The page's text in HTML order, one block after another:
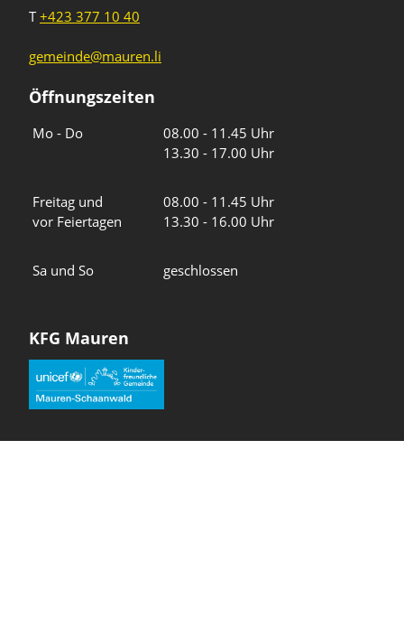
T+423 377 10 40
gemeinde@mauren.li
Öffnungszeiten
Mo - Do
08.00 - 11.45 Uhr
13.30 - 17.00 Uhr
Freitag und
vor Feiertagen
08.00 - 11.45 Uhr
13.30 - 16.00 Uhr
Sa und So geschlossen
KFG Mauren